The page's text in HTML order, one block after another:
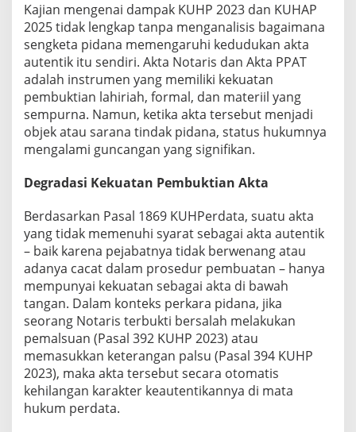
Kajian mengenai dampak KUHP 2023 dan KUHAP
2025 tidak lengkap tanpa menganalisis bagaimana
sengketa pidana memengaruhi kedudukan akta
autentik itu sendiri. Akta Notaris dan Akta PPAT
adalah instrumen yang memiliki kekuatan
pembuktian lahiriah, formal, dan materiil yang
sempurna. Namun, ketika akta tersebut menjadi
objek atau sarana tindak pidana, status hukumnya
mengalami guncangan yang signifikan.
Degradasi Kekuatan Pembuktian Akta
Berdasarkan Pasal 1869 KUHPerdata, suatu akta
yang tidak memenuhi syarat sebagai akta autentik
– baik karena pejabatnya tidak berwenang atau
adanya cacat dalam prosedur pembuatan – hanya
mempunyai kekuatan sebagai akta di bawah
tangan. Dalam konteks perkara pidana, jika
seorang Notaris terbukti bersalah melakukan
pemalsuan (Pasal 392 KUHP 2023) atau
memasukkan keterangan palsu (Pasal 394 KUHP
2023), maka akta tersebut secara otomatis
kehilangan karakter keautentikannya di mata
hukum perdata.